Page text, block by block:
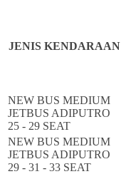
JENIS KENDARAAN
NEW BUS MEDIUM
JETBUS ADIPUTRO
25 - 29 SEAT
NEW BUS MEDIUM
JETBUS ADIPUTRO
29 - 31 - 33 SEAT